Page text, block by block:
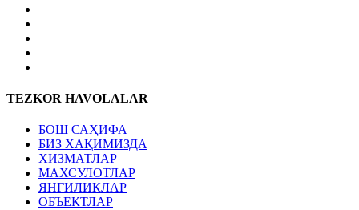
TEZKOR HAVOLALAR
БОШ САҲИФА
БИЗ ХАҚИМИЗДА
ХИЗМАТЛАР
МАХСУЛОТЛАР
ЯНГИЛИКЛАР
ОБЪЕКТЛАР